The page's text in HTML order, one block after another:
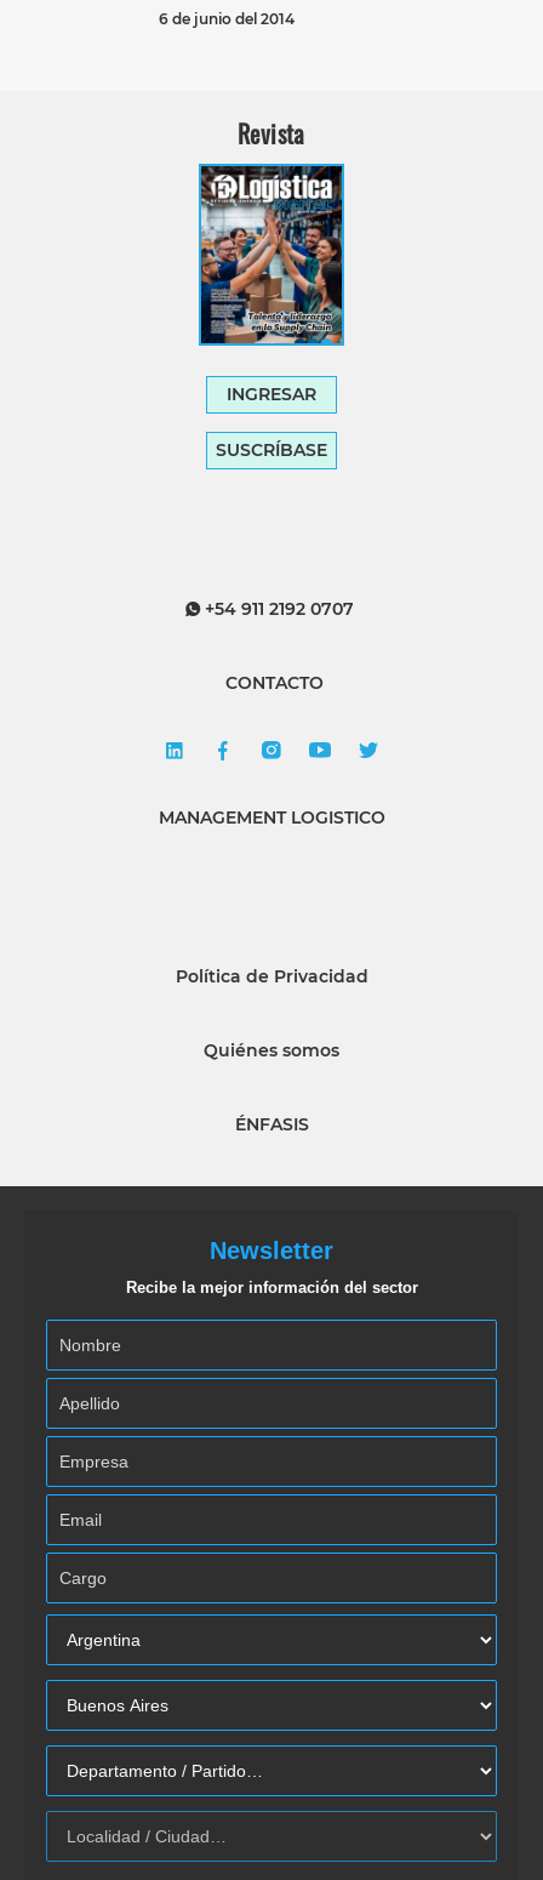
6 de junio del 2014
Revista
INGRESAR
SUSCRÍBASE
+54 911 2192 0707
CONTACTO
MANAGEMENT LOGISTICO
Política de Privacidad
Quiénes somos
ÉNFASIS
Newsletter
Recibe la mejor información del sector